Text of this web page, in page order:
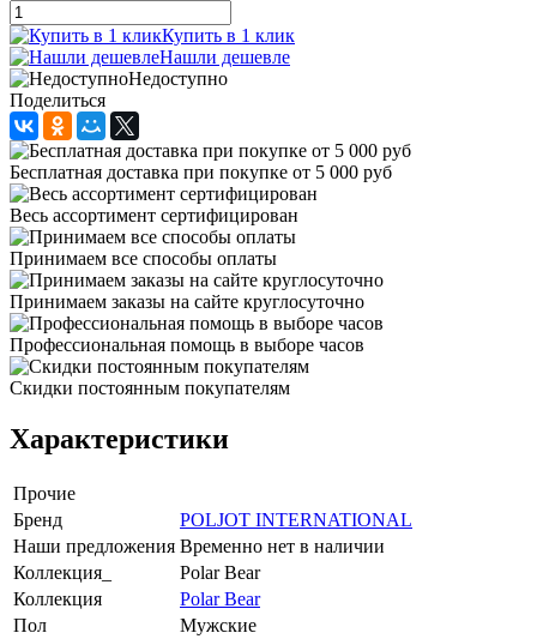
Купить в 1 клик
Нашли дешевле
Недоступно
Поделиться
Бесплатная доставка при покупке от 5 000 руб
Весь ассортимент сертифицирован
Принимаем все способы оплаты
Принимаем заказы на сайте круглосуточно
Профессиональная помощь в выборе часов
Скидки постоянным покупателям
Характеристики
Прочие
Бренд
POLJOT INTERNATIONAL
Наши предложения Временно нет в наличии
Коллекция_
Polar Bear
Коллекция
Polar Bear
Пол
Мужские